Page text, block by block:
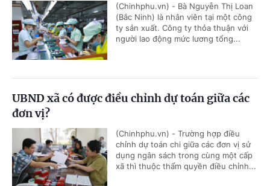
(Chinhphu.vn) - Bà Nguyễn Thị Loan
(Bắc Ninh) là nhân viên tại một công
ty sản xuất. Công ty thỏa thuận với
người lao động mức lương tổng...
UBND xã có được điều chỉnh dự toán giữa các
đơn vị?
(Chinhphu.vn) - Trường hợp điều
chỉnh dự toán chi giữa các đơn vị sử
dụng ngân sách trong cùng một cấp
xã thì thuộc thẩm quyền điều chỉnh...